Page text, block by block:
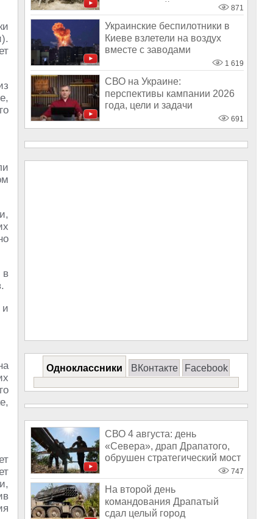
в
Поляк, «херой» «птах Мад
871
Украинские беспилотники в
Киеве взлетели на воздух
вместе с заводами
1 619
СВО на Украине:
перспективы кампании 2026
года, цели и задачи
691
Одноклассники ВКонтакте Facebook
СВО 4 августа: день
«Севера», драп Драпатого,
обрушен стратегический мост
747
На второй день
командования Драпатый
сдал целый город